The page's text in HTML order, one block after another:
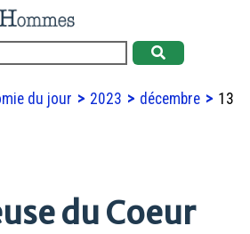
du jour 2023 décembre
13
du Coeur